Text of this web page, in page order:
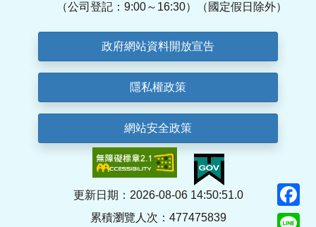
（公司登記：9:00～16:30）（國定假日除外）
政府網站資料開放宣告
隱私權政策
網站安全政策
更新日期：2026-08-06 14:50:51.0
累積瀏覽人次：477475839